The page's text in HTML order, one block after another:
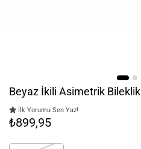
Beyaz İkili Asimetrik Bileklik
İlk Yorumu Sen Yaz!
₺899,95